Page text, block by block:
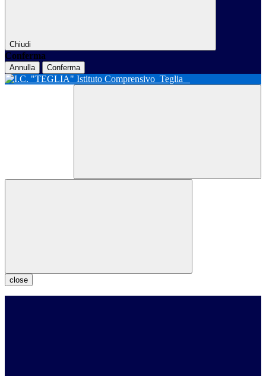
Chiudi
Conferma
Annulla Conferma
Istituto Comprensivo Teglia
close